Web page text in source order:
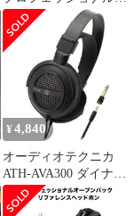
ッドホン
¥ 4,840
オーディオテクニカ
ATH-AVA300 ダイナミ
ックオープン型ヘッド
ホン ATHAVA300